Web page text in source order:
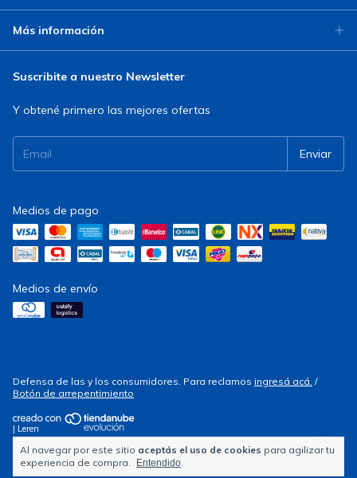
Al navegar por este sitio aceptás el uso de cookies para agilizar tu
experiencia de compra.
Entendido
Más información
Suscribite a nuestro Newsletter
Y obtené primero las mejores ofertas
Medios de pago
Medios de envío
Defensa de las y los consumidores. Para reclamos ingresá acá. /
Botón de arrepentimiento
| Leren
Copyright Electrocity - 2026. Todos los derechos reservados.